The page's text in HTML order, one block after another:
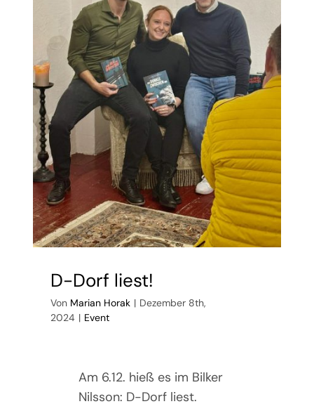
D-Dorf liest!
Von Marian Horak | Dezember 8th,
2024 | Event
Am 6.12. hieß es im Bilker
Nilsson: D-Dorf liest.